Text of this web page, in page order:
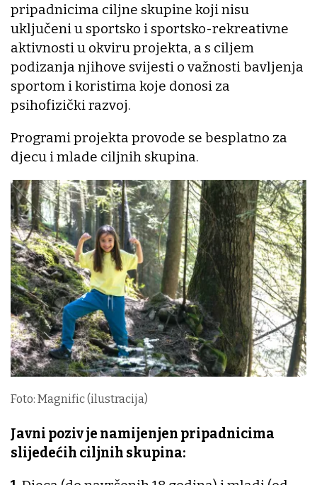
pripadnicima ciljne skupine koji nisu
uključeni u sportsko i sportsko-rekreativne
aktivnosti u okviru projekta, a s ciljem
podizanja njihove svijesti o važnosti bavljenja
sportom i koristima koje donosi za
psihofizički razvoj.
Programi projekta provode se besplatno za
djecu i mlade ciljnih skupina.
Foto: Magnific (ilustracija)
Javni poziv je namijenjen pripadnicima
slijedećih ciljnih skupina: